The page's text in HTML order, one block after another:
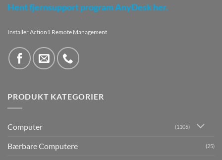
Hent fjernsupport program AnyDesk her.
Installer Action1 Remote Management
PRODUKT KATEGORIER
Computer (1105)
Bærbare Computere (25)